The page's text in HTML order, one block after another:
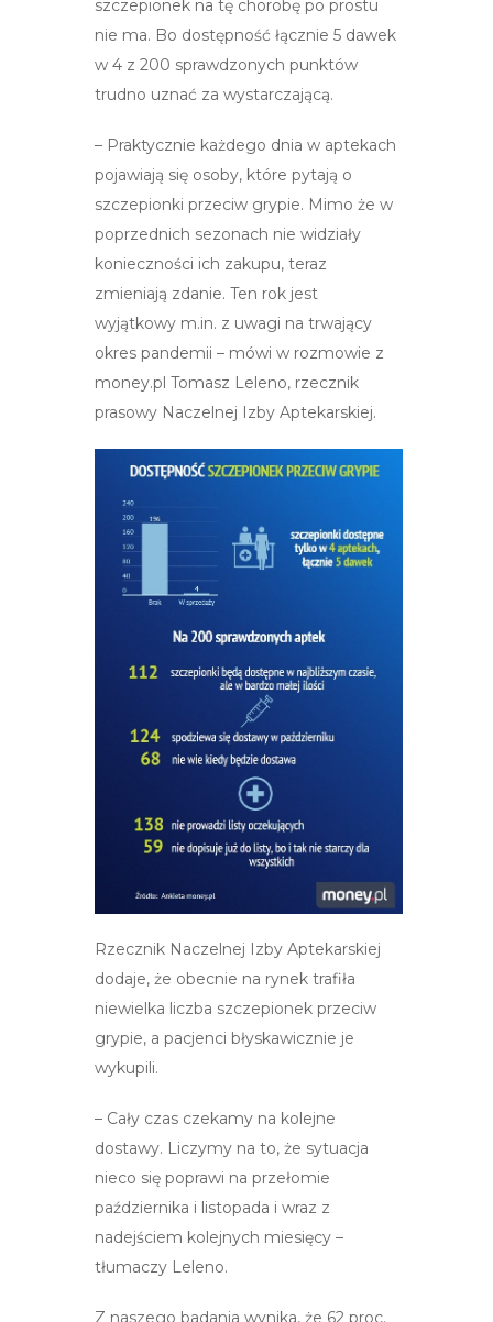
szczepionek na tę chorobę po prostu
nie ma. Bo dostępność łącznie 5 dawek
w 4 z 200 sprawdzonych punktów
trudno uznać za wystarczającą.
– Praktycznie każdego dnia w aptekach
pojawiają się osoby, które pytają o
szczepionki przeciw grypie. Mimo że w
poprzednich sezonach nie widziały
konieczności ich zakupu, teraz
zmieniają zdanie. Ten rok jest
wyjątkowy m.in. z uwagi na trwający
okres pandemii – mówi w rozmowie z
money.pl Tomasz Leleno, rzecznik
prasowy Naczelnej Izby Aptekarskiej.
Rzecznik Naczelnej Izby Aptekarskiej
dodaje, że obecnie na rynek trafiła
niewielka liczba szczepionek przeciw
grypie, a pacjenci błyskawicznie je
wykupili.
– Cały czas czekamy na kolejne
dostawy. Liczymy na to, że sytuacja
nieco się poprawi na przełomie
października i listopada i wraz z
nadejściem kolejnych miesięcy –
tłumaczy Leleno.
Z naszego badania wynika, że 62 proc.